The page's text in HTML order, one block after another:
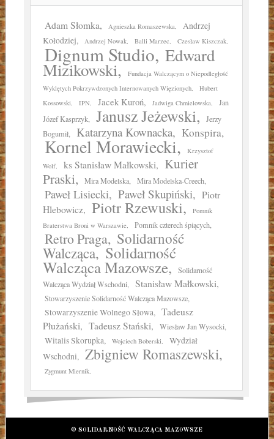
Adam Słomka Agnieszka Romaszewska
Andrzej
Kołodziej
Andrzej Nowak Balli Marzec Czesław Kiszczak
Dignum Studio Edward
Mizikowski
Fundacja Walczącym o Niepodległość
Wyklętych Pokrzywdzonych Internowanych Więzionych
Hubert
Kossowski
IPN Jacek Kuroń Jadwiga Chmielowska
Jan
Józef Kasprzyk
Janusz Jeżewski
Jerzy
Bogumił
Katarzyna Kownacka Konspira
Kornel Morawiecki
Krzysztof
Wolf
ks Stanisław Małkowski
Kurier
Praski
Mira Modelska Mira Modelska-Creech
Paweł Lisiecki Paweł Skupiński
Piotr
Hlebowicz
Piotr Rzewuski
Pomnik
Braterstwa Broni w Warszawie
Pomnik czterech śpiących
Retro Praga Solidarność
Walcząca Solidarność
Walcząca Mazowsze
Solidarność
Walcząca Wydział Wschodni
Stanisław Małkowski
Stowarzyszenie Solidarność Walcząca Mazowsze
Stowarzyszenie Wolnego Słowa
Tadeusz
Płużański
Tadeusz Stański Wiesław Jan Wysocki
Witalis Skorupka Wojciech Boberski
Wydział
Wschodni
Zbigniew Romaszewski
Zygmunt Miernik
© SOLIDARNOŚĆ WALCZĄCA MAZOWSZE